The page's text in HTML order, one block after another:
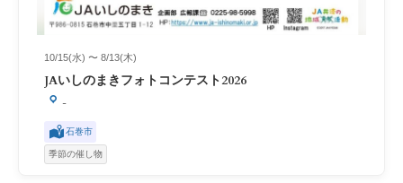
10/15(水) 〜 8/13(木)
JAいしのまきフォトコンテスト2026
-
石巻市
季節の催し物